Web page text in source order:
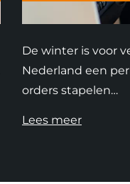
De winter is voor
Nederland een
orders stapelen…
Lees meer